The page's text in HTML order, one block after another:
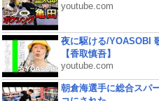
youtube.com
夜に駆ける/YOASOBI
【香取慎吾】
youtube.com
朝倉海選手に総合スパ